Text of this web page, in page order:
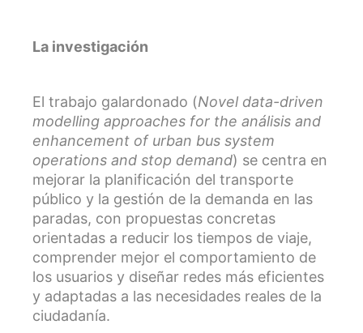
La investigación
El trabajo galardonado (Novel data-driven
modelling approaches for the análisis and
enhancement of urban bus system
operations and stop demand) se centra en
mejorar la planificación del transporte
público y la gestión de la demanda en las
paradas, con propuestas concretas
orientadas a reducir los tiempos de viaje,
comprender mejor el comportamiento de
los usuarios y diseñar redes más eficientes
y adaptadas a las necesidades reales de la
ciudadanía.